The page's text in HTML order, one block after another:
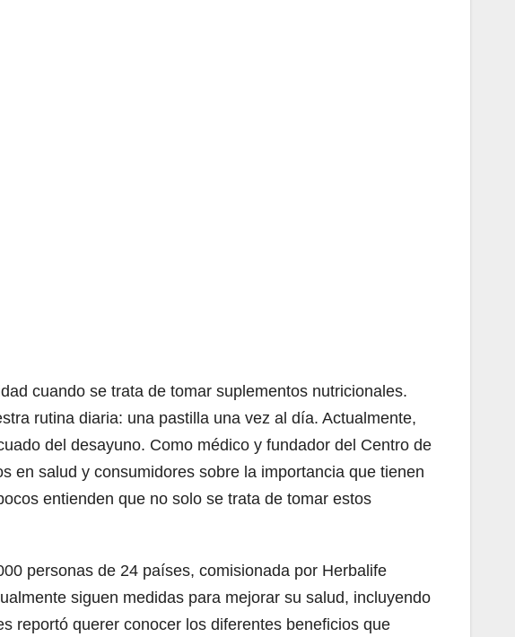
cuando se trata de tomar suplementos nutricionales.
rutina diaria: una pastilla una vez al día. Actualmente,
del desayuno. Como médico y fundador del Centro de
en salud y consumidores sobre la importancia que tienen
entienden que no solo se trata de tomar estos
personas de 24 países, comisionada por Herbalife
siguen medidas para mejorar su salud, incluyendo
reportó querer conocer los diferentes beneficios que